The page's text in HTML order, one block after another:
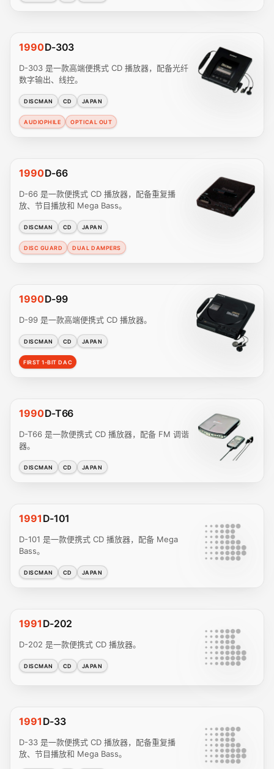
1990D-303
D-303 是一款高端便携式 CD 播放器，配备光纤
数字输出、线控。
DISCMAN CD JAPAN
AUDIOPHILE OPTICAL OUT
1990D-66
D-66 是一款便携式 CD 播放器，配备重复播
放、节目播放和 Mega Bass。
DISCMAN CD JAPAN
DISC GUARD DUAL DAMPERS
1990D-99
D-99 是一款高端便携式 CD 播放器。
DISCMAN CD JAPAN
FIRST 1-BIT DAC
1990D-T66
D-T66 是一款便携式 CD 播放器，配备 FM 调谐
器。
DISCMAN CD JAPAN
1991 D-101
D-101 是一款便携式 CD 播放器，配备 Mega
Bass。
DISCMAN CD JAPAN
1991 D-202
D-202 是一款便携式 CD 播放器。
DISCMAN CD JAPAN
1991 D-33
D-33 是一款便携式 CD 播放器，配备重复播
放、节目播放和 Mega Bass。